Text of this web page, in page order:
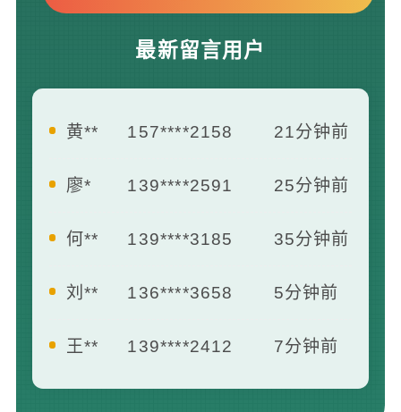
最新留言用户
廖* 139****2591 25分钟前
何** 139****3185 35分钟前
刘** 136****3658 5分钟前
王** 139****2412 7分钟前
曾** 181****1658 13分钟前